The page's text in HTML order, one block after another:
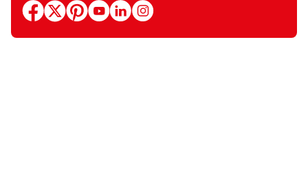
facebook
x pinterestyoutubelinkedininstagram